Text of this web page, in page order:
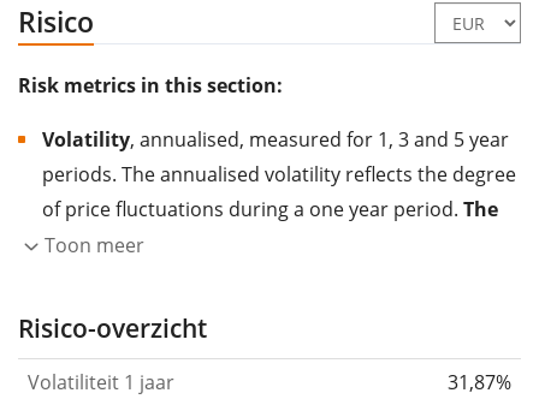
Risico
Risk metrics in this section:
Volatility, annualised, measured for 1, 3 and 5 year
periods. The annualised volatility reflects the degree
of price fluctuations during a one year period. The
higher the volatility, the more significantly the
the past.
Assets with higher volatility are generally
based on the data for the past 1, 3 and 5 years so
Toon meer
Risico-overzicht
Volatiliteit 1 jaar
31,87%